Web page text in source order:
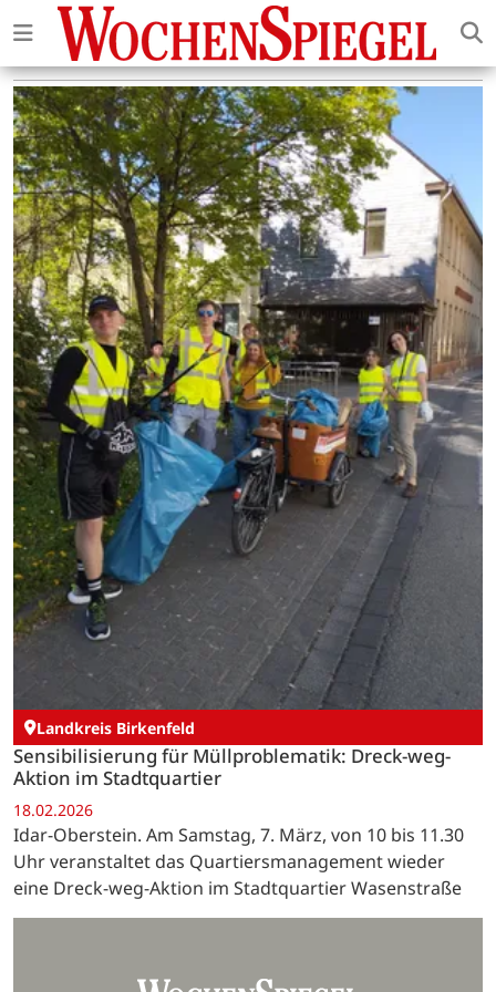
Landkreis Birkenfeld
Sensibilisierung für Müllproblematik: Dreck-weg-
Aktion im Stadtquartier
18.02.2026
Idar-Oberstein. Am Samstag, 7. März, von 10 bis 11.30
Uhr veranstaltet das Quartiersmanagement wieder
eine Dreck-weg-Aktion im Stadtquartier Wasenstraße